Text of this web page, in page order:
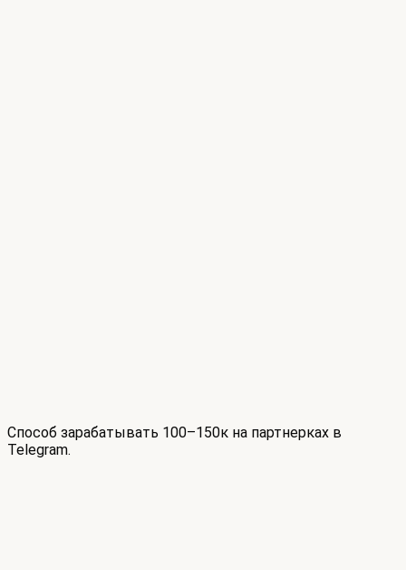
Cпособ зарабатывать 100–150к на партнерках в
Telegram.